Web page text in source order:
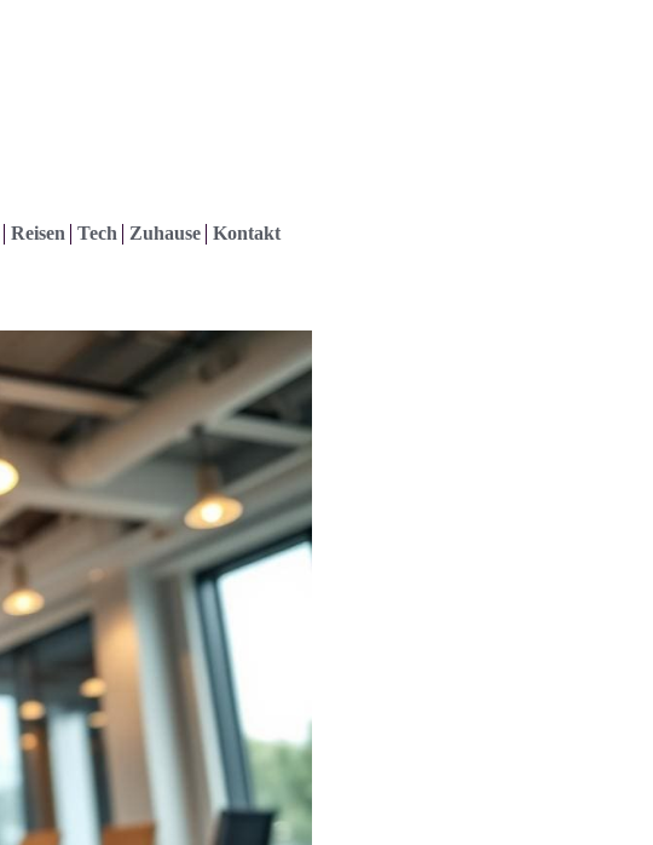
Reisen Tech Zuhause Kontakt